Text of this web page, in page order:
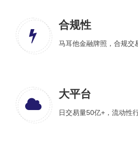
合规性
马耳他金融牌照，合规交
大平台
日交易量50亿+，流动性